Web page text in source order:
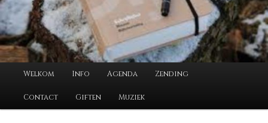
Hoofdmenu
Welkom Info Agenda Zending
Contact Giften Muziek